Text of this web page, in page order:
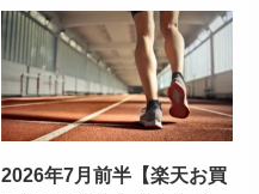
2026年7月前半【楽天お買